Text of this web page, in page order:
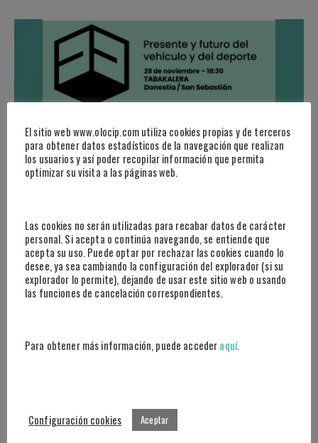
ACTUALIDAD· EVENTOS
Etorkizuna Eraikiz
Esteban Granero ha acudido como CEO y fundador de Olocip al
Etorkizuna Eraikiz 2022 con sede en Guipúzkoa. Nuestra
IA […]
28 DE NOVIEMBRE DE 2022
El sitio web www.olocip.com utiliza cookies propias y de terceros
para obtener datos estadísticos de la navegación que realizan
los usuarios y así poder recopilar información que permita
optimizar su visita a las páginas web.
Las cookies no serán utilizadas para recabar datos de carácter
personal. Si acepta o continúa navegando, se entiende que
acepta su uso. Puede optar por rechazar las cookies cuando lo
desee, ya sea cambiando la configuración del explorador (si su
explorador lo permite), dejando de usar este sitio web o usando
las funciones de cancelación correspondientes.
Para obtener más información, puede accederaquí.
Configuración cookies Aceptar